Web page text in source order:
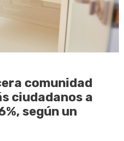
comunidad
ciudadanos a
según un